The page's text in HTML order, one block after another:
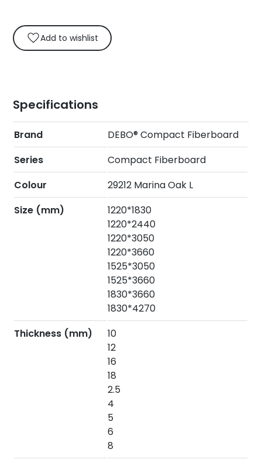
Add to wishlist
Specifications
Brand
DEBO® Compact Fiberboard
Series
Compact Fiberboard
Colour
29212 Marina Oak L
Size (mm)
1220*1830
1220*2440
1220*3050
1220*3660
1525*3050
1525*3660
1830*3660
1830*4270
Thickness (mm)
10
12
16
18
2.5
4
5
6
8